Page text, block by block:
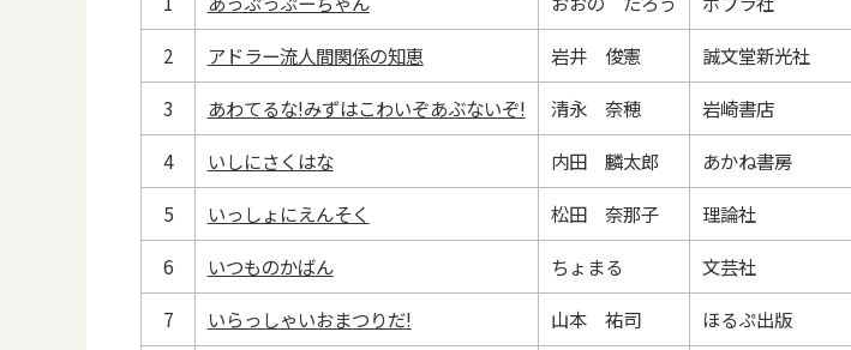
2
アドラー流人間関係の知恵 岩井 俊憲 誠文堂新光社
3
あわてるな!みずはこわいぞあぶないぞ! 清永 奈穂 岩崎書店
4
いしにさくはな 内田 麟太郎 あかね書房
5
いっしょにえんそく 松田 奈那子 理論社
6
いつものかばん ちょまる 文芸社
7
いらっしゃいおまつりだ! 山本 祐司 ほるぷ出版